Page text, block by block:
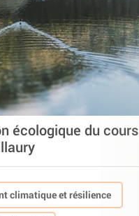
écologique du cours
climatique et résilience